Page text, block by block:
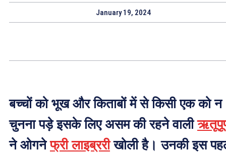
January 19, 2024
बच्चों को भूख और किताबों में से किसी एक को न
चुनना पड़े इसके लिए असम की रहने वाली
ने ओगनेफ्री लाइब्ररीखोली है। उनकी इस